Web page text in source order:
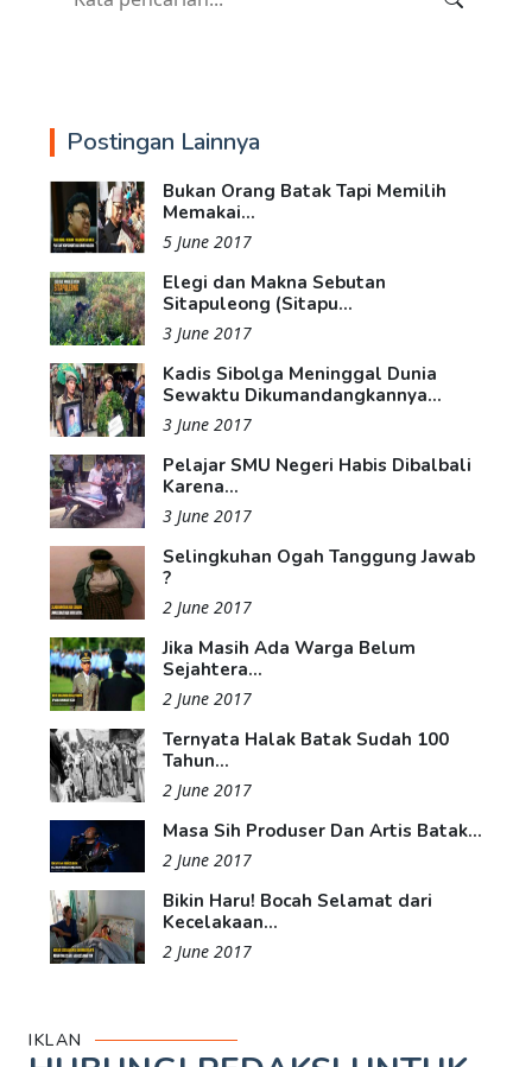
Postingan Lainnya
Bukan Orang Batak Tapi Memilih
Memakai...
5 June 2017
Elegi dan Makna Sebutan
Sitapuleong (Sitapu...
3 June 2017
Kadis Sibolga Meninggal Dunia
Sewaktu Dikumandangkannya...
3 June 2017
Pelajar SMU Negeri Habis Dibalbali
Karena...
3 June 2017
Selingkuhan Ogah Tanggung Jawab
?
2 June 2017
Jika Masih Ada Warga Belum
Sejahtera...
2 June 2017
Ternyata Halak Batak Sudah 100
Tahun...
2 June 2017
Masa Sih Produser Dan Artis Batak...
2 June 2017
Bikin Haru! Bocah Selamat dari
Kecelakaan...
2 June 2017
IKLAN